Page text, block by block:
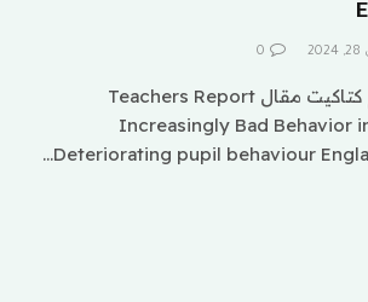
0
ننقل لكم في موقع كتاكيت مقال Teachers Report
Increasingly Bad Behavior
Deteriorating pupil behaviour